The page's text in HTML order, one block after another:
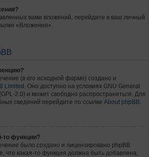
вами вложений, перейдите в ваш личный
«Вложения».
(в его исходной форме) создано и
Limited . Оно доступно на условиях GNU General
2.0) и может свободно распространяться. Для
сведений перейдите по ссылке About phpBB.
то функции?
было создано и лицензировано phpBB
что какая-то функция должна быть добавлена,